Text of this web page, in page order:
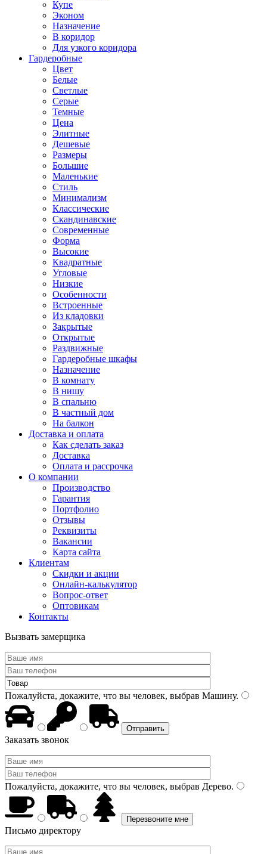
Купе
Эконом
Назначение
В коридор
Для узкого коридора
Гардеробные
Цвет
Белые
Светлые
Серые
Темные
Цена
Элитные
Дешевые
Размеры
Большие
Маленькие
Стиль
Минимализм
Классические
Скандинавские
Современные
Форма
Высокие
Квадратные
Угловые
Низкие
Особенности
Встроенные
Из кладовки
Закрытые
Открытые
Раздвижные
Гардеробные шкафы
Назначение
В комнату
В нишу
В спальню
В частный дом
На балкон
Доставка и оплата
Как сделать заказ
Доставка
Оплата и рассрочка
О компании
Производство
Гарантия
Портфолио
Отзывы
Реквизиты
Вакансии
Карта сайта
Клиентам
Скидки и акции
Онлайн-калькулятор
Вопрос-ответ
Оптовикам
Контакты
Вызвать замерщика
Пожалуйста, докажите, что вы человек, выбрав Машину.
Заказать звонок
Пожалуйста, докажите, что вы человек, выбрав Дерево.
Письмо директору